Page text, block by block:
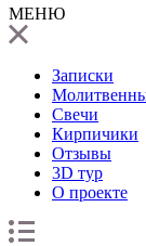
МЕНЮ
Записки
Свечи
Кирпичики
Отзывы
3D тур
О проекте